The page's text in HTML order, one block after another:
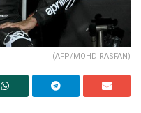
(AFP/MOHD RASFAN)